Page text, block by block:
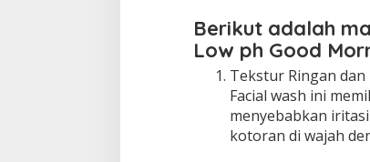
Berikut adalah
Low ph Good
Tekstur Ringan
Facial wash ini
menyebabkan
kotoran di wajah